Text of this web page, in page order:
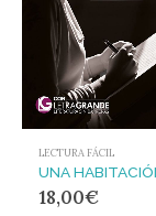
LECTURA FÁCIL
18,00€